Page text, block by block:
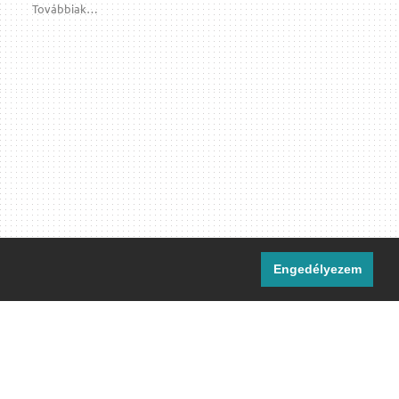
Engedélyezem
Továbbiak…